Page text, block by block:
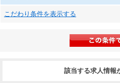
こだわり条件を表示する
該当する求人情報